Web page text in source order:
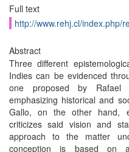
Full text
http://www.rehj.cl/index.php/
Abstract
Three different
Indies can be evidenced
one proposed by Rafael
emphasizing historical and
Gallo, on the other hand,
criticizes said vision and
approach to the matter
conception is based on